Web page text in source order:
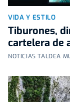
VIDA Y ESTILO
Tiburones,
cartelera de
NOTICIAS TALDEA